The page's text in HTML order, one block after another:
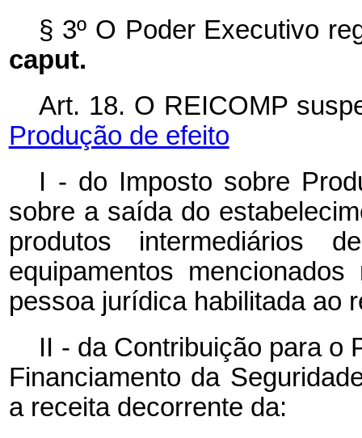
§ 3º O Poder Executivo
caput.
Art. 18. O REICOMP
Produção de efeito
I - do Imposto sobre
sobre a saída do
produtos intermediários
equipamentos
pessoa jurídica habilitada ao
II - da Contribuição para o
Financiamento da
a receita decorrente da: